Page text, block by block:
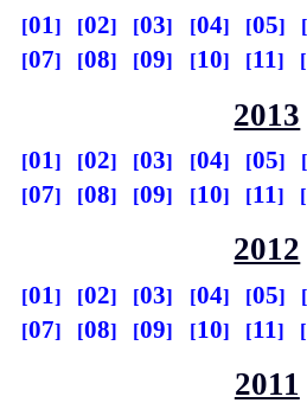
01 02 03 04 05
07
08 09 10 11
2013
01 02 03 04 05
07
08 09 10 11
2012
01 02 03 04 05
07
08 09 10 11
2011